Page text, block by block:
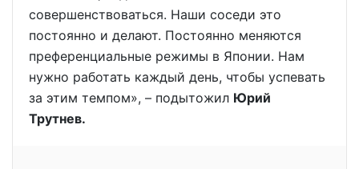
совершенствоваться. Наши соседи это
постоянно и делают. Постоянно меняются
преференциальные режимы в Японии. Нам
нужно работать каждый день, чтобы успевать
за этим темпом», – подытожил Юрий
Трутнев.